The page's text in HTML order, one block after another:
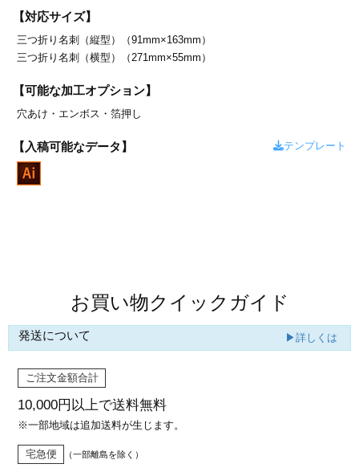
印刷
リーブ
ー印刷
【対応サイズ】
三つ折り名刺（縦型）（91mm×163mm）
三つ折り名刺（横型）（271mm×55mm）
【可能な加工オプション】
穴あけ・ エンボス・ 箔押し
【入稿可能なデータ】 テンプレート
お買い物クイックガイド
発送について ▶詳しくは
ご注文金額合計
10,000円以上で送料無料
※一部地域は追加送料が生じます。
宅急便 （一部離島を除く）